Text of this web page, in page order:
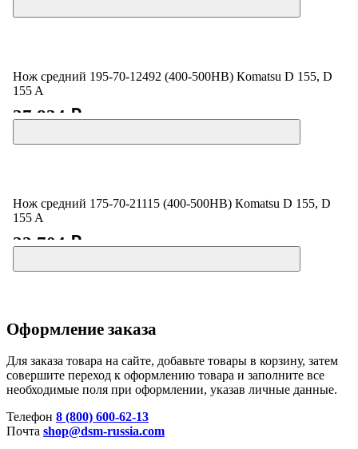
Нож средний 195-70-12492 (400-500HB) Кomatsu D 155, D
155 A
37 834 ₽
Нож средний 175-70-21115 (400-500HB) Кomatsu D 155, D
155 A
22 704 ₽
Оформление заказа
Для заказа товара на сайте, добавьте товары в корзину, затем
совершите переход к оформлению товара и заполните все
необходимые поля при оформлении, указав личные данные.
Телефон 8 (800) 600-62-13
Почта shop@dsm-russia.com